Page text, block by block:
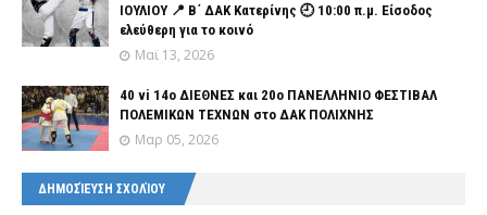
ΙΟΥΛΙΟΥ 📍 Β΄ ΔΑΚ Κατερίνης 🕘 10:00 π.μ. Είσοδος
ελεύθερη για το κοινό
Μαϊ 13, 2026
40 vi 14ο ΔΙΕΘΝΕΣ και 20ο ΠΑΝΕΛΛΗΝΙΟ ΦΕΣΤΙΒΑΛ
ΠΟΛΕΜΙΚΩΝ ΤΕΧΝΩΝ στο ΔΑΚ ΠΟΛΙΧΝΗΣ
Μαρ 05, 2026
ΔΗΜΟΣΊΕΥΣΗ ΣΧΟΛΊΟΥ